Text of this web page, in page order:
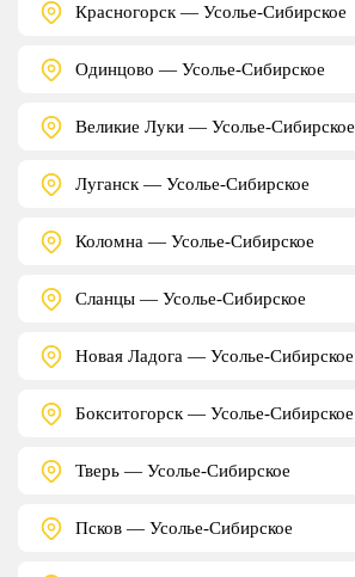
Красногорск — Усолье-Сибирское
Одинцово — Усолье-Сибирское
Великие Луки — Усолье-Сибирское
Луганск — Усолье-Сибирское
Коломна — Усолье-Сибирское
Сланцы — Усолье-Сибирское
Новая Ладога — Усолье-Сибирское
Бокситогорск — Усолье-Сибирское
Тверь — Усолье-Сибирское
Псков — Усолье-Сибирское